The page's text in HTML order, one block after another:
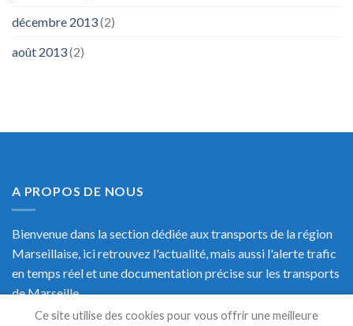
décembre 2013(2)
août 2013(2)
A PROPOS DE NOUS
Bienvenue dans la section dédiée aux transports de la région
Marseillaise, ici retrouvez l'actualité, mais aussi l'alerte trafic
en temps réel et une documentation précise sur les transports
de Marseille.
Ce site utilise des cookies pour vous offrir une meilleure